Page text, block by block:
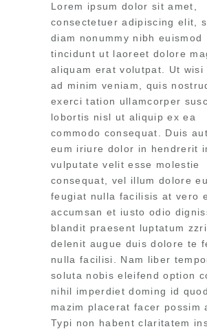
Lorem ipsum dolor sit amet,
consectetuer adipiscing elit,
diam nonummy nibh euismod
tincidunt ut laoreet dolore
aliquam erat volutpat. Ut wisi
ad minim veniam, quis
exerci tation ullamcorper
lobortis nisl ut aliquip ex ea
commodo consequat. Duis
eum iriure dolor in hendrerit
vulputate velit esse molestie
consequat, vel illum dolore eu
feugiat nulla facilisis at vero
accumsan et iusto odio
blandit praesent luptatum
delenit augue duis dolore te
nulla facilisi. Nam liber
soluta nobis eleifend option
nihil imperdiet doming id quod
mazim placerat facer possim
Typi non habent claritatem